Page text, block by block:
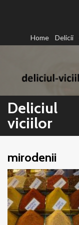
Home
Delicii
Deliciul
viciilor
mirodenii